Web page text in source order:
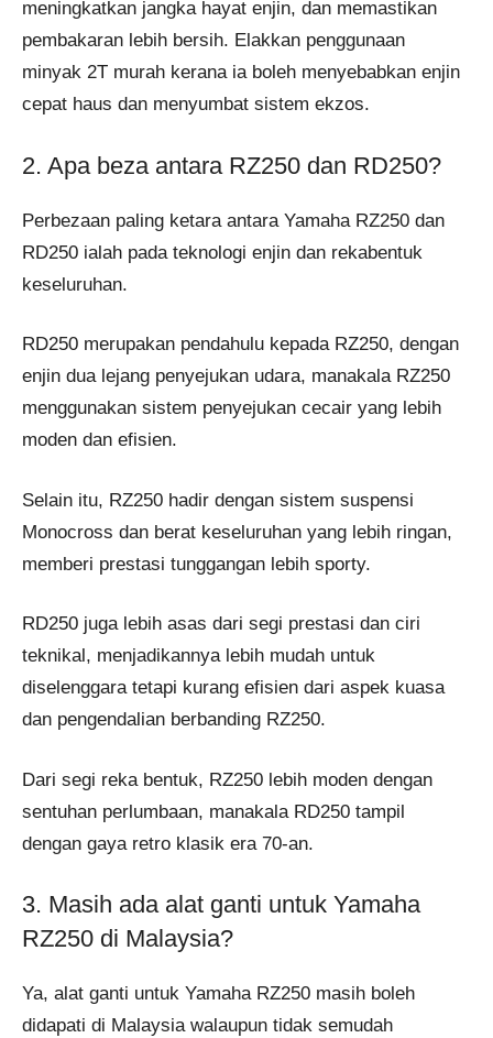
meningkatkan jangka hayat enjin, dan memastikan
pembakaran lebih bersih. Elakkan penggunaan
minyak 2T murah kerana ia boleh menyebabkan enjin
cepat haus dan menyumbat sistem ekzos.
2. Apa beza antara RZ250 dan RD250?
Perbezaan paling ketara antara Yamaha RZ250 dan
RD250 ialah pada teknologi enjin dan rekabentuk
keseluruhan.
RD250 merupakan pendahulu kepada RZ250, dengan
enjin dua lejang penyejukan udara, manakala RZ250
menggunakan sistem penyejukan cecair yang lebih
moden dan efisien.
Selain itu, RZ250 hadir dengan sistem suspensi
Monocross dan berat keseluruhan yang lebih ringan,
memberi prestasi tunggangan lebih sporty.
RD250 juga lebih asas dari segi prestasi dan ciri
teknikal, menjadikannya lebih mudah untuk
diselenggara tetapi kurang efisien dari aspek kuasa
dan pengendalian berbanding RZ250.
Dari segi reka bentuk, RZ250 lebih moden dengan
sentuhan perlumbaan, manakala RD250 tampil
dengan gaya retro klasik era 70-an.
3. Masih ada alat ganti untuk Yamaha
RZ250 di Malaysia?
Ya, alat ganti untuk Yamaha RZ250 masih boleh
didapati di Malaysia walaupun tidak semudah